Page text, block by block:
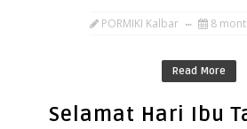
PORMIKI Kalbar 8
Read More
Selamat Hari Ibu